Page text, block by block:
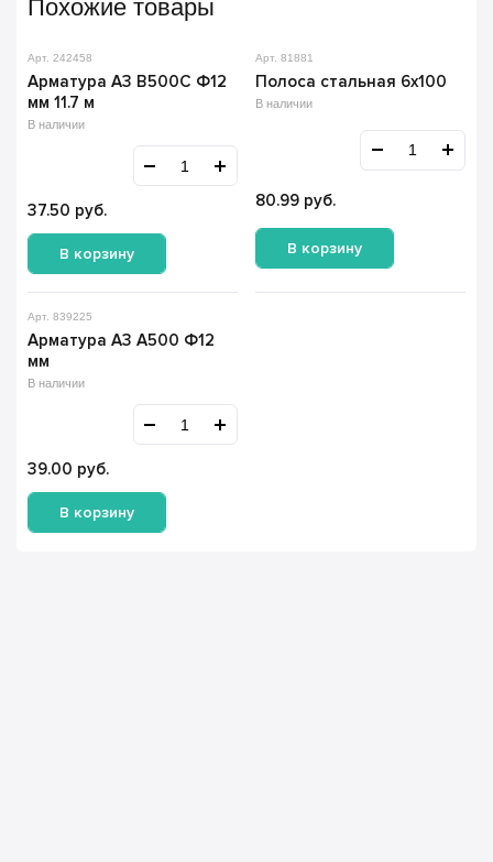
Похожие товары
Арт. 242458
Арматура А3 В500С Ф12
мм 11.7 м
В наличии
37.50 руб.
В корзину
Арт. 81881
Полоса стальная 6х100
В наличии
80.99 руб.
В корзину
Арт. 839225
Арматура А3 А500 Ф12
мм
В наличии
39.00 руб.
В корзину